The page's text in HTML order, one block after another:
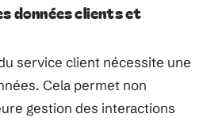
données clients et
service client nécessite une
Cela permet non
gestion des interactions